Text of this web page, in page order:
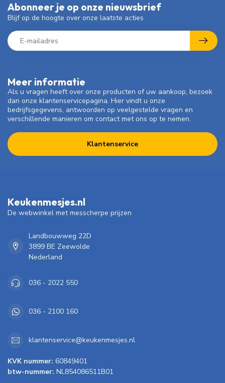
Meer informatie
Als u vragen heeft over onze producten of uw aankoop, bezoek
dan onze klantenservicepagina. Hier vindt u onze
bedrijfsgegevens, antwoorden op veelgestelde vragen en
verschillende manieren om contact met ons op te nemen.
Klantenservice
Abonneer je op onze nieuwsbrief
Blijf op de hoogte over onze laatste acties
Keukenmesjes.nl
De webwinkel met messcherpe prijzen
Landbouwweg 22D
3899 BE Zeewolde
Nederland
036 - 2022 550
036 - 2100 160
klantenservice@keukenmesjes.nl
KVK nummer: 60849401
btw-nummer: NL854086511B01